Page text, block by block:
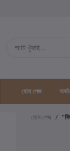
হোম পেজ
হোম পেজ